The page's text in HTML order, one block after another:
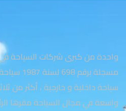
واحدة من كبرى شركات السياحة
مسجلة
سياحة داخلية و خارجية ، أكثر من
واسعة في مجال السياحة مقرها